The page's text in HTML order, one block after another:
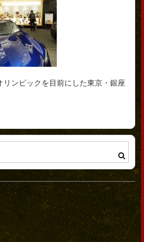
ンピックを目前にした東京・銀座